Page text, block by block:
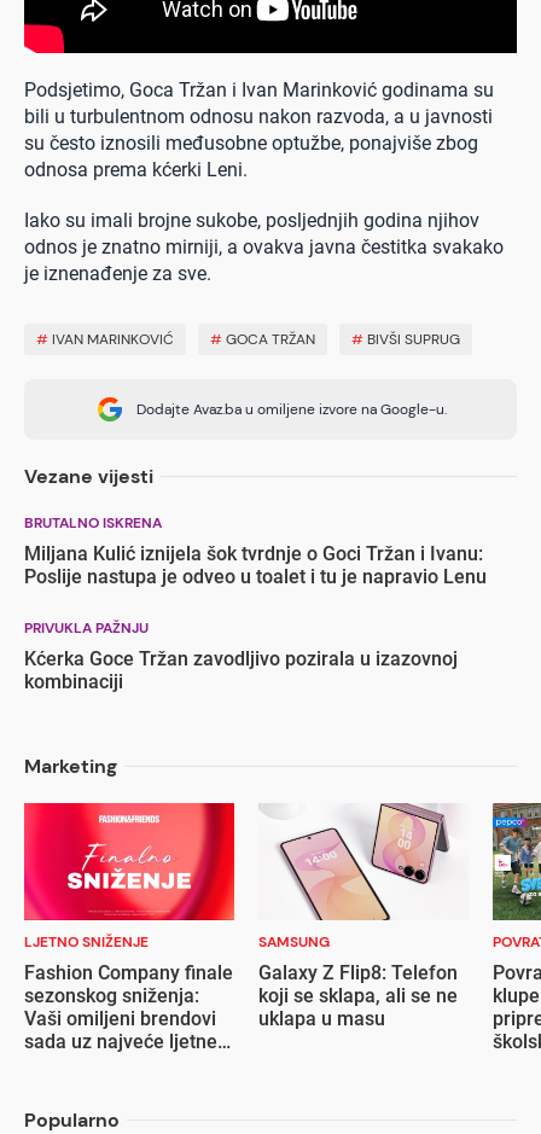
Podsjetimo, Goca Tržan i Ivan Marinković godinama su
bili u turbulentnom odnosu nakon razvoda, a u javnosti
su često iznosili međusobne optužbe, ponajviše zbog
odnosa prema kćerki Leni.
Iako su imali brojne sukobe, posljednjih godina njihov
odnos je znatno mirniji, a ovakva javna čestitka svakako
je iznenađenje za sve.
# IVAN MARINKOVIĆ #GOCA TRŽAN # BIVŠI SUPRUG
Dodajte Avaz.ba u omiljene izvore na Google-u.
Vezane vijesti
BRUTALNO ISKRENA
Miljana Kulić iznijela šok tvrdnje o Goci Tržan i Ivanu:
Poslije nastupa je odveo u toalet i tu je napravio Lenu
PRIVUKLA PAŽNJU
Kćerka Goce Tržan zavodljivo pozirala u izazovnoj
kombinaciji
Marketing
LJETNO SNIŽENJE
Fashion Company finale
sezonskog sniženja:
Vaši omiljeni brendovi
sada uz najveće ljetne
SAMSUNG
Galaxy Z Flip8: Telefon
koji se sklapa, ali se ne
uklapa u masu
Popularno